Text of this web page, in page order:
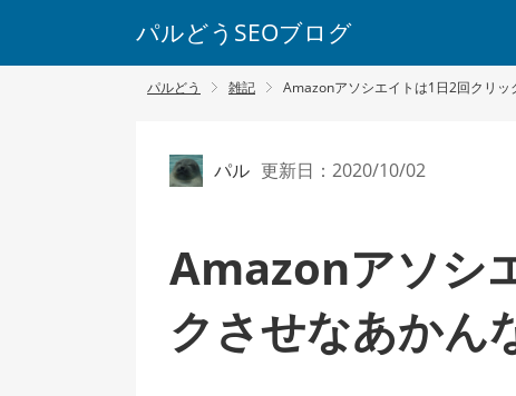
パルどうSEOブログ
パルどう 雑記 Amazonアソシエイトは1日2回クリッ
パル 更新日：2020/10/02
Amazonアソシ
クさせなあかん